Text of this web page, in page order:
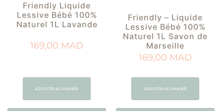
Friendly Liquide
Lessive Bébé 100%
Naturel 1L Lavande
169,00 MAD
AJOUTER AU PANIER
Friendly – Liquide
Lessive Bébé 100%
Naturel 1L Savon de
Marseille
169,00 MAD
AJOUTER AU PANIER